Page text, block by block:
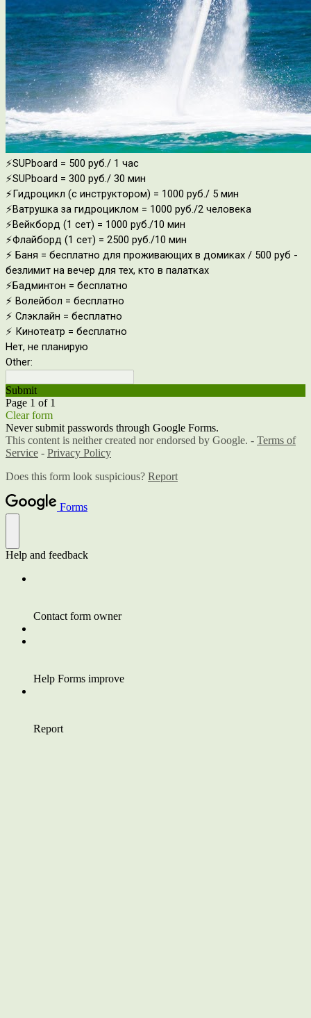
⚡️SUPboard = 500 руб./ 1 час
⚡️SUPboard = 300 руб./ 30 мин
⚡️Гидроцикл (с инструктором) = 1000 руб./ 5 мин
⚡️Ватрушка за гидроциклом = 1000 руб./2 человека
⚡️Вейкборд (1 сет) = 1000 руб./10 мин
⚡️Флайборд (1 сет) = 2500 руб./10 мин
⚡️ Баня = бесплатно для проживающих в домиках / 500 руб -
безлимит на вечер для тех, кто в палатках
⚡️Бадминтон = бесплатно
⚡️ Волейбол = бесплатно
⚡️ Слэклайн = бесплатно
⚡️ Кинотеатр = бесплатно
Нет, не планирую
Other:
Submit
Page 1 of 1
Clear form
Never submit passwords through Google Forms.
This content is neither created nor endorsed by Google. - Terms of
Service - Privacy Policy
Does this form look suspicious? Report
Forms
Help and feedback
Contact form owner
Help Forms improve
Report